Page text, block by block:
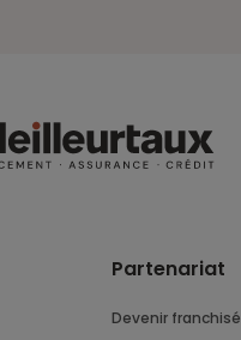
Partenariat
Devenir franchisé